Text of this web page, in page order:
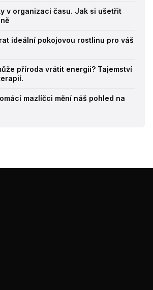
v organizaci času. Jak si ušetřit
ideální pokojovou rostlinu pro váš
příroda vrátit energii? Tajemství
mazlíčci mění náš pohled na